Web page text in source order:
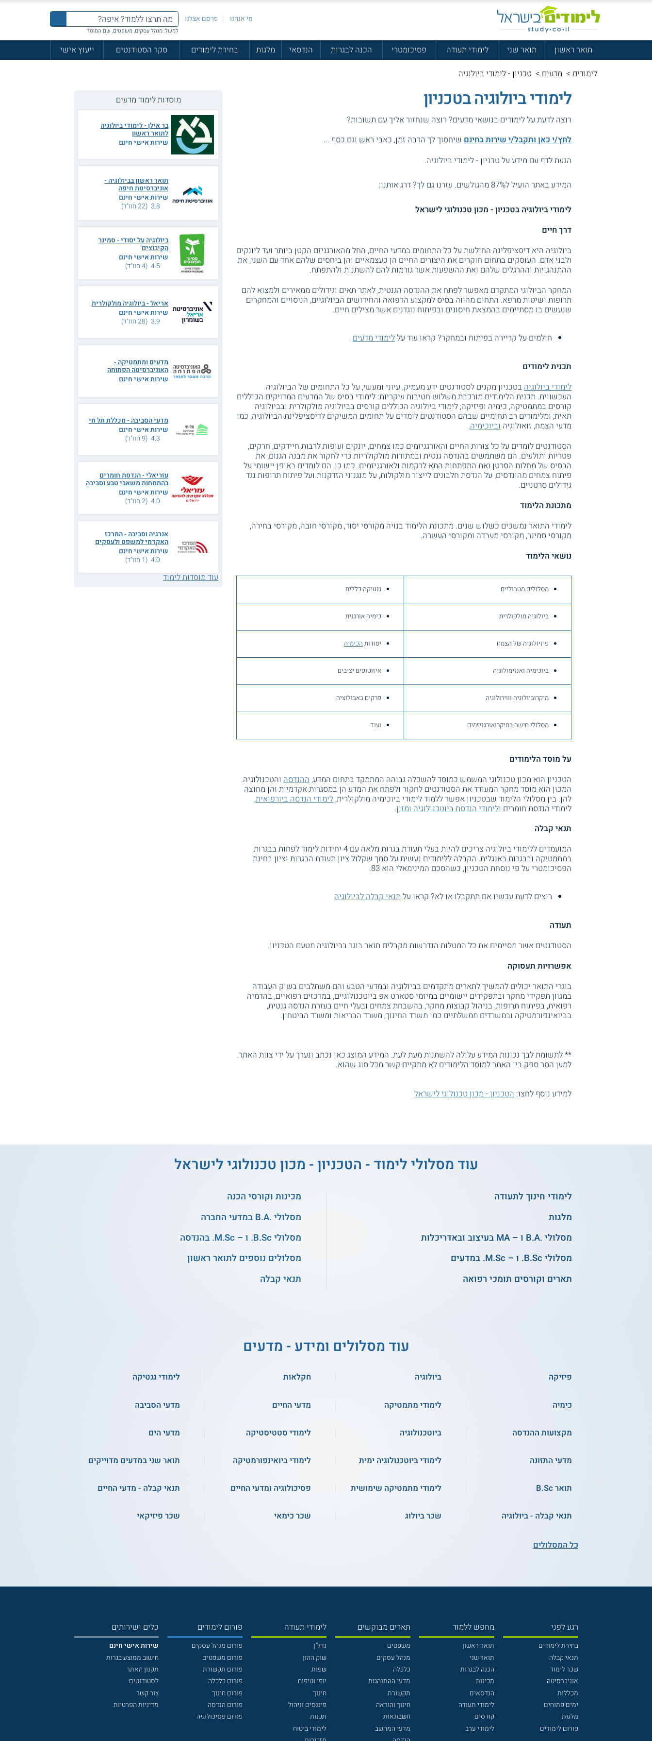
מי אנחנו פרסם אצלנו
למשל: מנהל עסקים, משפטים, שם המוסד
תואר ראשון תואר שני לימודי תעודה פסיכומטרי הכנה לבגרות הנדסאי מלגות בחירת לימודים סקר הסטודנטים
ייעוץ אישי
לימודים > מדעים > טכניון - לימודי ביולוגיה
לימודי ביולוגיה בטכניון
רוצה לדעת על לימודים בנושאי מדעים? רוצה שנחזור אליך עם תשובות?
לחץ/י כאן ותקבל/י שירות בחינם שיחסוך לך הרבה זמן, כאבי ראש וגם כסף ...
הגעת לדף עם מידע על טכניון - לימודי ביולוגיה.
המידע באתר הועיל ל87% מהגולשים.
עזרנו גם לך? דרג אותנו:
לימודי ביולוגיה בטכניון - מכון טכנולוגי לישראל
דרך חיים
ביולוגיה היא דיסציפלינה החולשת על כל התחומים במדעי החיים, החל מהאורגניזם הקטן ביותר ועד ליונקים
ולבני אדם. העוסקים בתחום חוקרים את היצורים החיים הן כעצמאיים והן ביחסים שלהם אחד עם השני, את
ההתנהגויות וההרגלים שלהם ואת ההשפעות אשר גורמות להם להשתנות ולהתפתח.
המחקר הביולוגי המתקדם מאפשר לפתח את ההנדסה הגנטית, לאתר תאים וגידולים ממאירים ולמצוא להם
תרופות ושיטות מרפא. התחום מהווה בסיס למקצוע הרפואה והחידושים הביולוגיים, הניסויים והמחקרים
שנעשים בו מסתיימים בהמצאת חיסונים ובפיתוח נוגדנים אשר מצילים חיים.
חולמים על קריירה בפיתוח ובמחקר? קראו עוד עללימודי מדעים
תכנית לימודים
לימודי ביולוגיה בטכניון מקנים לסטודנטים ידע מעמיק, עיוני ומעשי, על כל התחומים של הביולוגיה
העכשווית. תכנית הלימודים מורכבת משלוש חטיבות עיקריות: לימודי בסיס של המדעים המדויקים הכוללים
קורסים במתמטיקה, כימיה ופיזיקה; לימודי ביולוגיה הכוללים קורסים בביולוגיה מולקולרית ובביולוגיה
תאית; ומלימודים רב תחומיים שבהם הסטודנטים לומדים על תחומים המשיקים לדיסציפלינת הביולוגיה, כמו
מדעי הצמח, זואולוגיה וביוכימיה.
הסטודנטים לומדים על כל צורות החיים והאורגניזמים כמו צמחים, יונקים ועופות לרבות חיידקים, חרקים,
פטריות ותולעים. הם משתמשים בהנדסה גנטית ובמתודות מולקולריות כדי לחקור את מבנה הגנום, את
הבסיס של מחלות הסרטן ואת התפתחות התא לרקמות ולאורגניזמים. כמו כן, הם לומדים באופן יישומי על
פיתוח צמחים מהונדסים, על הנדסת חלבונים לייצור מולקולות, על מנגנוני הזדקנות ועל פיתוח תרופות נגד
גידולים סרטניים.
מתכונת הלימוד
לימודי התואר נמשכים כשלוש שנים. מתכונת הלימוד בנויה מקורסי יסוד, מקורסי חובה, מקורסי בחירה,
מקורסי סמינר, מקורסי מעבדה ומקורסי העשרה.
נושאי הלימוד
מסלולים מטבוליים גנטיקה כללית
ביולוגיה מולקולרית כימיה אורגנית
פיזיולוגיה של הצמח יסודותהכימיה
ביוכימיה ואנזימולוגיה איזוטופים יציבים
מיקרוביולוגיה וווירולוגיה פרקים באבולוציה
מסלולי חישה במיקרואורגניזמים ועוד
על מוסד הלימודים
הטכניון הוא מכון טכנולוגי המשמש כמוסד להשכלה גבוהה המתמקד בתחום המדע,ההנדסה והטכנולוגיה.
המכון הוא מוסד מחקר המעודד את הסטודנטים לחקור ולפתח את המדע הן במסגרות אקדמיות והן מחוצה
להן. בין מסלולי הלימוד שבטכניון אפשר ללמוד לימודי ביוכימיה מולקולרית,לימודי הנדסה ביורפואית,
לימודי הנדסת חומרים ולימודי הנדסת ביוטכנולוגיה ומזון.
תנאי קבלה
המועמדים ללימודי ביולוגיה צריכים להיות בעלי תעודת בגרות מלאה עם 4 יחידות לימוד לפחות בבגרות
במתמטיקה ובבגרות באנגלית. הקבלה ללימודים נעשית על סמך שקלול ציון תעודת הבגרות וציון בחינת
הפסיכומטרי על פי נוסחת הטכניון, כשהסכם המינימאלי הוא 83.
רוצים לדעת עכשיו אם תתקבלו או לא? קראו על תנאי קבלה לביולוגיה
תעודה
הסטודנטים אשר מסיימים את כל המטלות הנדרשות מקבלים תואר בוגר בביולוגיה מטעם הטכניון.
אפשרויות תעסוקה
בוגרי התואר יכולים להמשיך לתארים מתקדמים בביולוגיה ובמדעי הטבע והם משתלבים בשוק העבודה
במגוון תפקידי מחקר ובתפקידים יישומיים במיזמי סטארט אפ ביוטכנולוגיים, במרכזים רפואיים, בהדמיה
רפואית, בפיתוח תרופות, בניהול קבוצות מחקר, בהשבחת צמחים ובעלי חיים בעזרת הנדסה גנטית,
בביואינפורמטיקה ובמשרדים ממשלתיים כמו משרד החינוך, משרד הבריאות ומשרד הביטחון.
** לתשומת לבך נכונות המידע עלולה להשתנות מעת לעת. המידע המוצג כאן נכתב ונערך על ידי צוות האתר.
למען הסר ספק בין האתר למוסד הלימודים לא מתקיים קשר מכל סוג שהוא.
למידע נוסף לחצו: הטכניון - מכון טכנולוגי לישראל
מוסדות לימוד מדעים
בר אילן - לימודי ביולוגיה
לתואר ראשון
שירות אישי חינם
תואר ראשון בביולוגיה -
אוניברסיטת חיפה
שירות אישי חינם
3.8 (22 חוו"ד)
ביולוגיה על יסודי - סמינר
הקיבוצים
שירות אישי חינם
4.5 (4 חוו"ד)
אריאל - ביולוגיה מולקולרית
שירות אישי חינם
3.9 (28 חוו"ד)
מדעים ומתמטיקה -
האוניברסיטה הפתוחה
שירות אישי חינם
מדעי הסביבה - מכללת תל חי
שירות אישי חינם
4.3 (9 חוו"ד)
עזריאלי - הנדסת חומרים
בהתמחות משאבי טבע וסביבה
שירות אישי חינם
4.0 (2 חוו"ד)
אנרגיה וסביבה - המרכז
האקדמי למשפט ולעסקים
שירות אישי חינם
4.0 (1 חוו"ד)
עוד מוסדות לימוד
עוד מסלולי לימוד - הטכניון - מכון טכנולוגי לישראל
לימודי חינוך לתעודה
מלגות
מסלולי .B.A ו – MA בעיצוב ובאדריכלות
מסלולי B.Sc. ו – M.Sc. במדעים
תארים וקורסים תומכי רפואה
מכינות וקורסי הכנה
מסלולי .B.A במדעי החברה
מסלולי B.Sc. ו – M.Sc. בהנדסה
מסלולים נוספים לתואר ראשון
תנאי קבלה
עוד מסלולים ומידע - מדעים
פיזיקה ביולוגיה חקלאות לימודי גנטיקה
כימיה לימודי מתמטיקה מדעי החיים מדעי הסביבה
מקצועות ההנדסה ביוטכנולוגיה לימודי סטטיסטיקה מדעי הים
מדעי התזונה לימודי ביוטכנולוגיה ימית לימודי ביואינפורמטיקה תואר שני במדעים מדוייקים
תואר B.Sc לימודי מתמטיקה שימושית פסיכולוגיה ומדעי החיים תנאי קבלה - מדעי החיים
תנאי קבלה - ביולוגיה שכר ביולוג שכר כימאי שכר פיזיקאי
כל המסלולים
רגע לפני
בחירת לימודים
תנאי קבלה
שכר לימוד
אוניברסיטה
מכללות
ימים פתוחים
מלגות
פורום לימודים
מחפש ללמוד
תואר ראשון
תואר שני
הכנה לבגרות
מכינות
הנדסאים
לימודי תעודה
קורסים
לימודי ערב
תארים מבוקשים
משפטים
מנהל עסקים
כלכלה
מדעי ההתנהגות
תקשורת
חינוך והוראה
חשבונאות
מדעי המחשב
לימודי תעודה
נדל"ן
שוק ההון
שפות
יופי וטיפוח
חינוך
פיננסים וניהול
תכנות
לימודי ביטוח
פורום לימודים
פורום מנהל עסקים
פורום משפטים
פורום תקשורת
פורום כלכלה
פורום חינוך
פורום הנדסה
פורום פסיכולוגיה
כלים ושירותים
שירות אישי חינם
חישוב ממוצע בגרות
תקנון האתר
לסטודנטים
צור קשר
מדיניות הפרטיות